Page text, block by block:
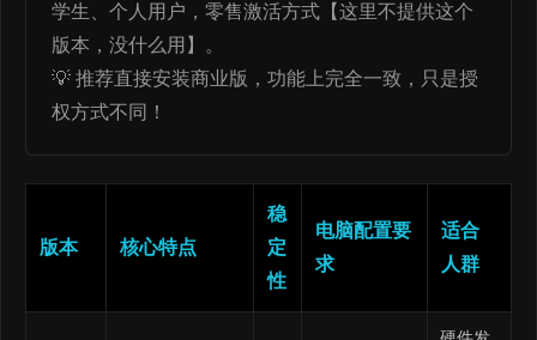
学生、个人用户，零售激活方式【这里不提供这个
版本，没什么用】。
💡 推荐直接安装商业版，功能上完全一致，只是授
权方式不同！
版本 核心特点
稳
定
性
电脑配置要
求
适合
人群